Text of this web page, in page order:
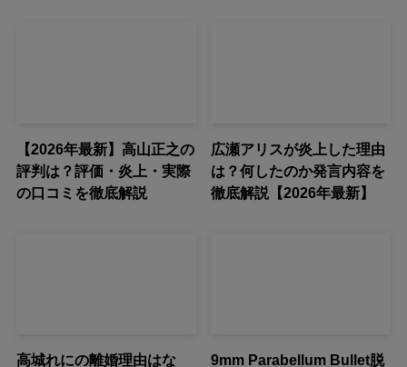
【2026年最新】高山正之の
評判は？評価・炎上・実際
の口コミを徹底解説
広瀬アリスが炎上した理由
は？何したのか発言内容を
徹底解説【2026年最新】
高城れにの離婚理由はな
9mm Parabellum Bullet脱